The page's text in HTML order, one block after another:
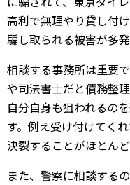
高利で無理やり貸し付
騙し取られる被害が多発
相談する事務所は重要
や司法書士だと債務整
自分自身も狙われるの
す。例え受け付けてく
決裂することがほとんど
また、警察に相談する